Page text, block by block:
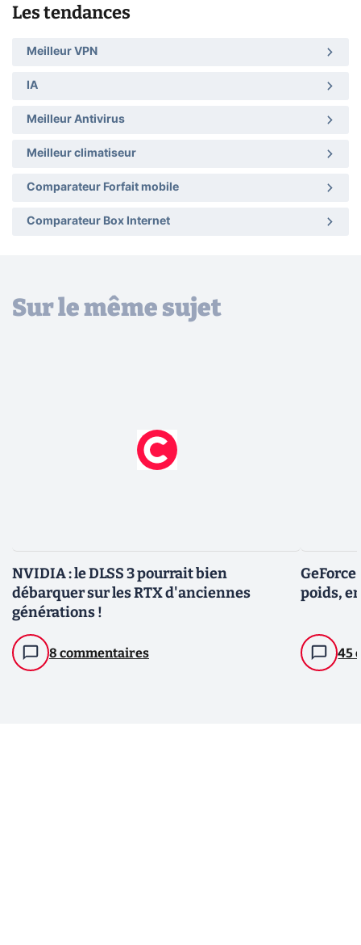
Les tendances
Meilleur VPN
IA
Meilleur Antivirus
Meilleur climatiseur
Comparateur Forfait mobile
Comparateur Box Internet
Sur le même sujet
NVIDIA : le DLSS 3 pourrait bien
débarquer sur les RTX d'anciennes
générations !
8 commentaires
poids,
45